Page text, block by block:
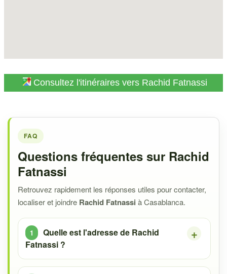
Consultez l'itinéraires vers Rachid Fatnassi
FAQ
Questions fréquentes sur Rachid
Fatnassi
Retrouvez rapidement les réponses utiles pour contacter,
localiser et joindre Rachid Fatnassi à Casablanca.
Quelle est l'adresse de Rachid
Fatnassi ?